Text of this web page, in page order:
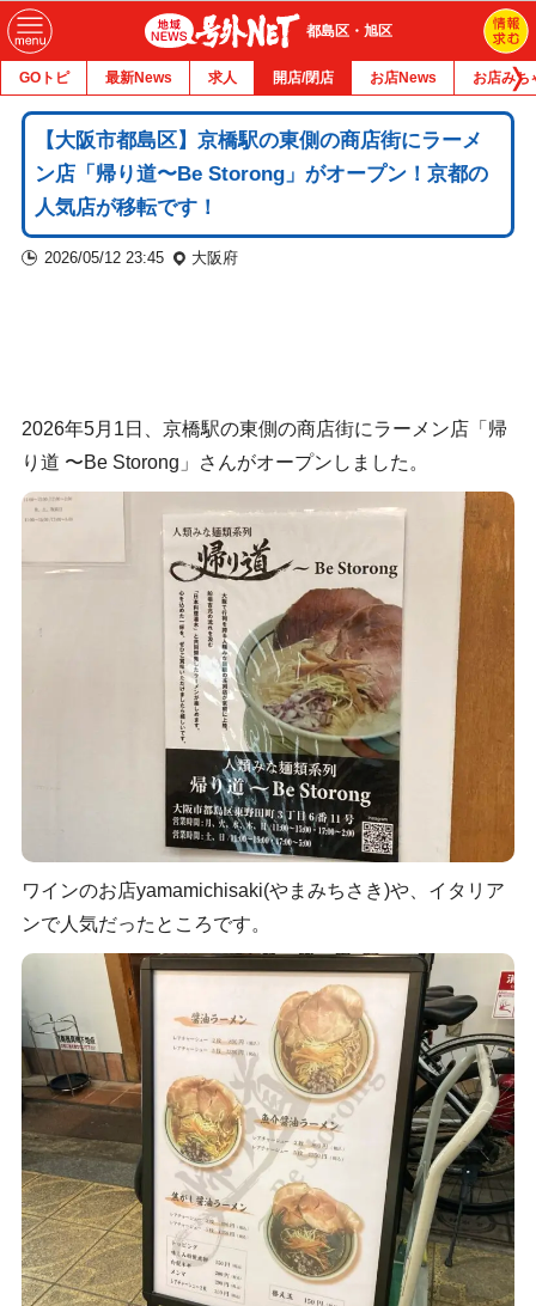
都島区・旭区
GOトピ 最新News 求人 開店/閉店 お店News お店みち
【大阪市都島区】京橋駅の東側の商店街にラーメ
ン店「帰り道〜Be Storong」がオープン！京都の
人気店が移転です！
2026/05/12 23:45 大阪府
2026年5月1日、京橋駅の東側の商店街にラーメン店「帰
り道 〜Be Storong」さんがオープンしました。
ワインのお店yamamichisaki(やまみちさき)や、イタリア
ンで人気だったところです。